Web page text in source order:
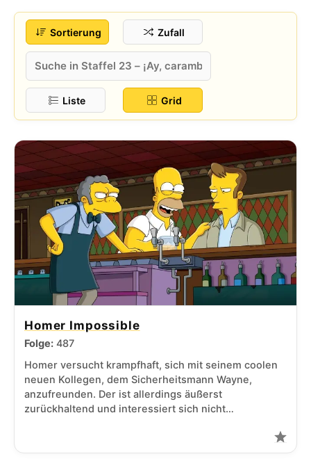
Sortierung Zufall
Liste Grid
Homer Impossible
Folge: 487
Homer versucht krampfhaft, sich mit seinem coolen
neuen Kollegen, dem Sicherheitsmann Wayne,
anzufreunden. Der ist allerdings äußerst
zurückhaltend und interessiert sich nicht…